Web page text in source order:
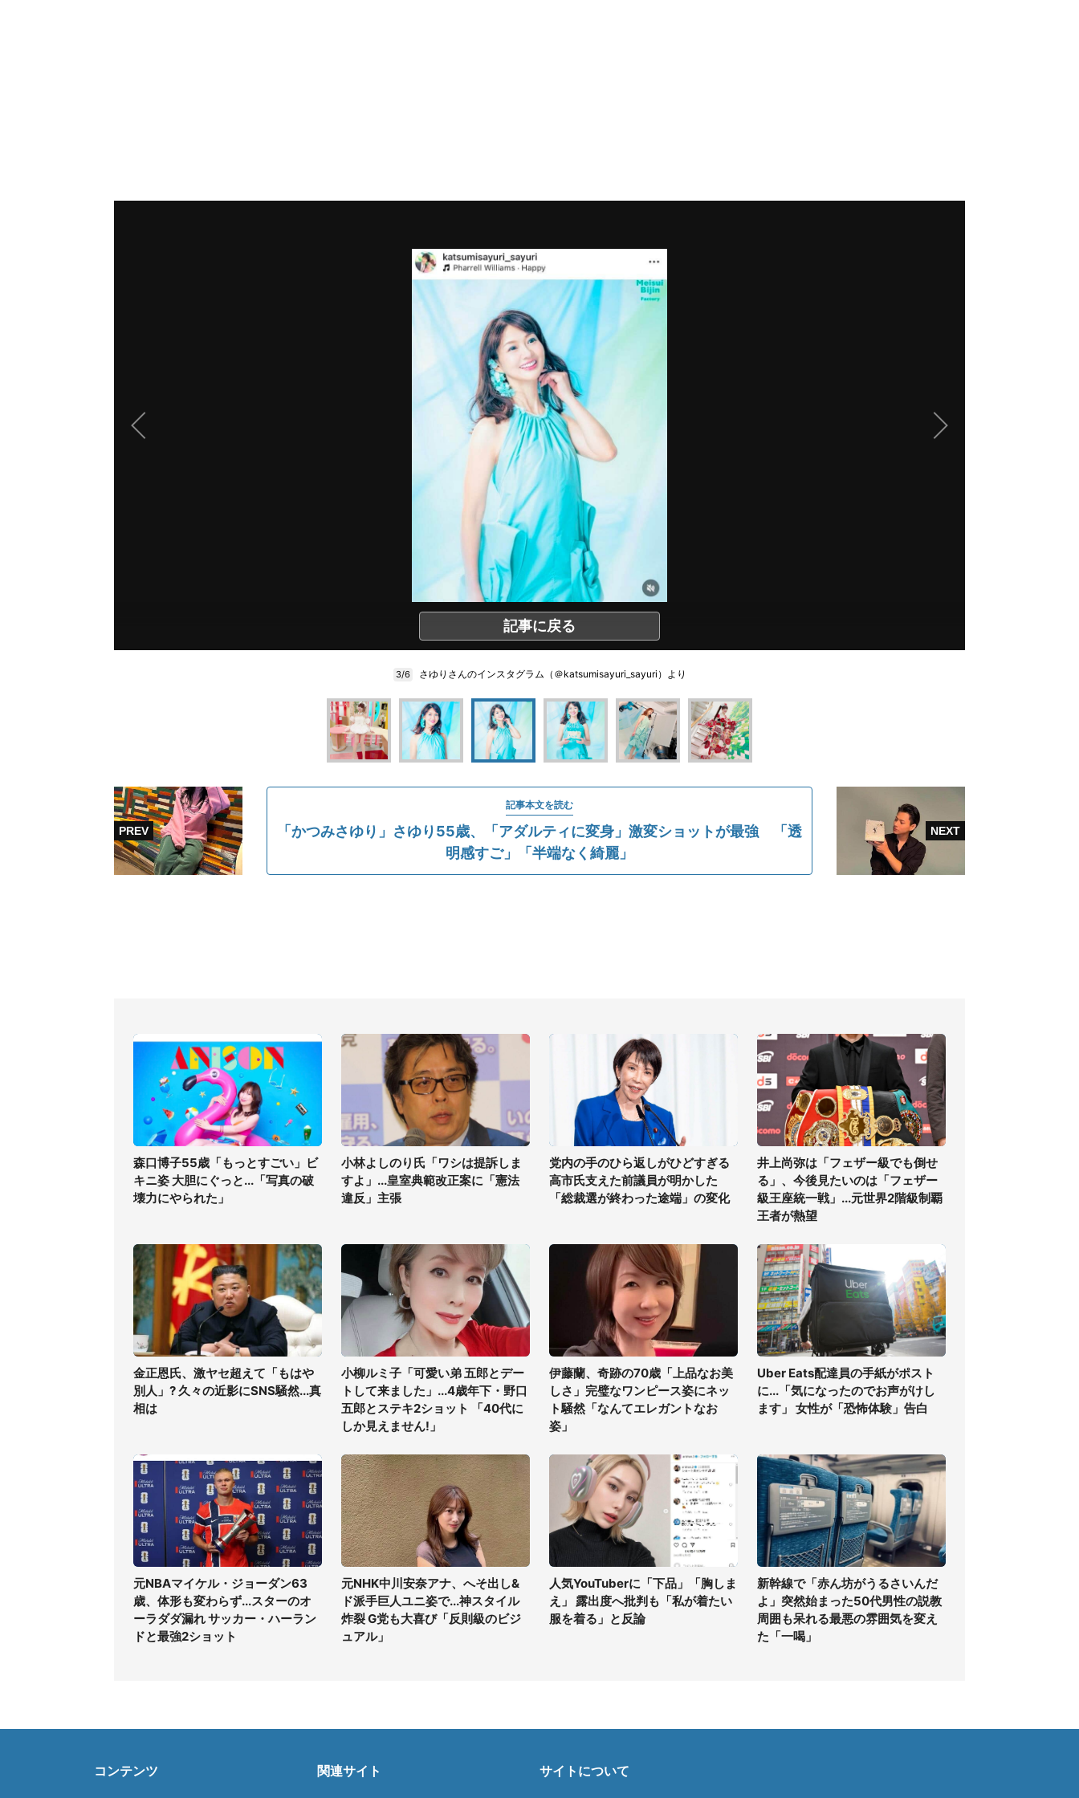
記事に戻る
3/6 さゆりさんのインスタグラム（＠katsumisayuri_sayuri）より
記事本文を読む
「かつみさゆり」さゆり55歳、「アダルティに変身」激変ショットが最強 「透
明感すご」「半端なく綺麗」
森口博子55歳「もっとすごい」ビ
キニ姿 大胆にぐっと...「写真の破
壊力にやられた」
小林よしのり氏「ワシは提訴しま
すよ」...皇室典範改正案に「憲法
違反」主張
党内の手のひら返しがひどすぎる
高市氏支えた前議員が明かした
「総裁選が終わった途端」の変化
井上尚弥は「フェザー級でも倒せ
る」、今後見たいのは「フェザー
級王座統一戦」...元世界2階級制覇
王者が熱望
金正恩氏、激ヤセ超えて「もはや
別人」? 久々の近影にSNS騒然...真
相は
小柳ルミ子「可愛い弟 五郎とデー
トして来ました」...4歳年下・野口
五郎とステキ2ショット 「40代に
しか見えません!」
伊藤蘭、奇跡の70歳「上品なお美
しさ」完璧なワンピース姿にネッ
ト騒然「なんてエレガントなお
姿」
Uber Eats配達員の手紙がポスト
に...「気になったのでお声がけし
ます」 女性が「恐怖体験」告白
元NBAマイケル・ジョーダン63
歳、体形も変わらず...スターのオ
ーラダダ漏れ サッカー・ハーラン
ドと最強2ショット
元NHK中川安奈アナ、へそ出し&
ド派手巨人ユニ姿で...神スタイル
炸裂 G党も大喜び「反則級のビジ
ュアル」
人気YouTuberに「下品」「胸しま
え」 露出度へ批判も「私が着たい
服を着る」と反論
新幹線で「赤ん坊がうるさいんだ
よ」突然始まった50代男性の説教
周囲も呆れる最悪の雰囲気を変え
た「一喝」
コンテンツ 関連サイト サイトについて